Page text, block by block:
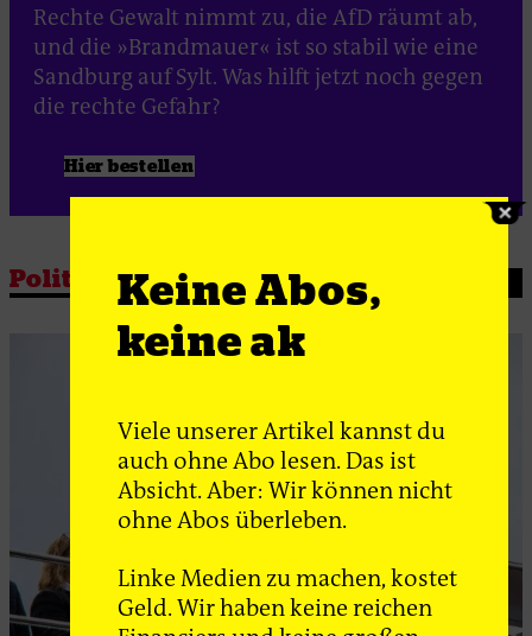
Rechte Gewalt nimmt zu, die AfD räumt ab,
und die »Brandmauer« ist so stabil wie eine
Sandburg auf Sylt. Was hilft jetzt noch gegen
die rechte Gefahr?
Hier bestellen
Politik
Keine Abos,
keine ak
Viele unserer Artikel kannst du
auch ohne Abo lesen. Das ist
Absicht. Aber: Wir können nicht
ohne Abos überleben.
Linke Medien zu machen, kostet
Geld. Wir haben keine reichen